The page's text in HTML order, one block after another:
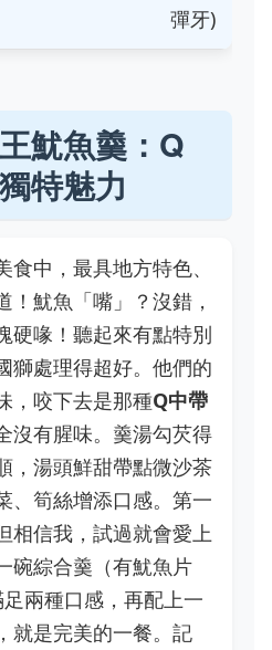
彈牙)
魷魚羹：Q
特魅力
中，最具地方特色、
！魷魚「嘴」？沒錯，
硬喙！聽起來有點特別
獅處理得超好。他們的
，咬下去是那種Q中帶
沒有腥味。羹湯勾芡得
，湯頭鮮甜帶點微沙茶
、筍絲增添口感。第一
相信我，試過就會愛上
碗綜合羹（有魷魚片
兩種口感，再配上一
就是完美的一餐。記